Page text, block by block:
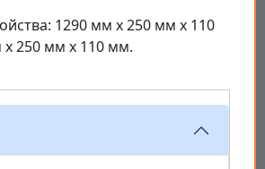
1290 мм х 250 мм х 110
250 мм х 110 мм.